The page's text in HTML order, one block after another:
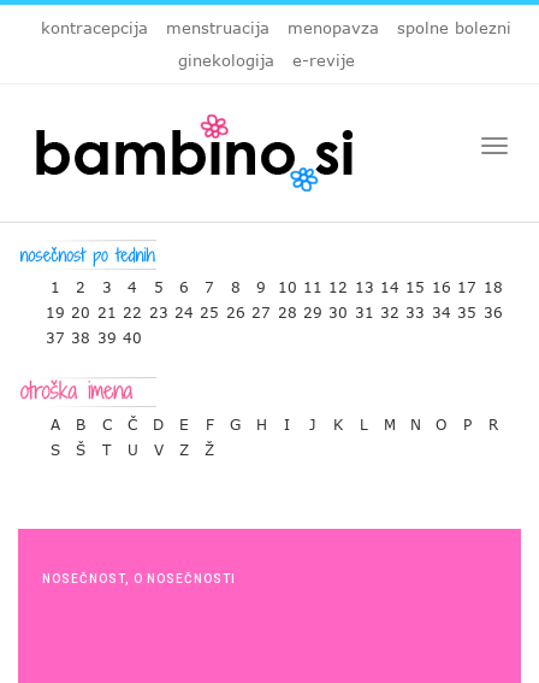
kontracepcija menstruacija menopavza
spolne bolezni
ginekologija
e-revije
1 2 3 4 5 6 7 8 9 10 11 12 13 14 15 16 17 18
19 20 21 22 23 24 25 26 27 28 29 30 31 32 33 34 35 36
37 38 39 40
A B C Č D E F G H I J K L M N O P
R
S
Š T U V Z Ž
NOSEČNOST, O NOSEČNOSTI